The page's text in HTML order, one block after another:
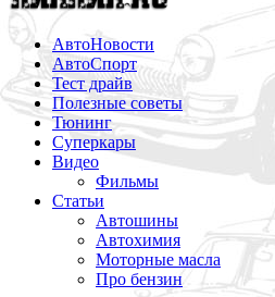
АвтоНовости
АвтоСпорт
Тест драйв
Полезные советы
Тюнинг
Суперкары
Видео
Фильмы
Статьи
Автошины
Автохимия
Моторные масла
Про бензин